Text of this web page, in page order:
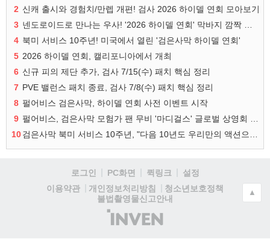
2 신캐 출시와 경험치/만렙 개편! 검사 2026 하이델 연회 모아보기
3
4 북미 서비스 10주년! 미국에서 열린 '검은사막 하이델 연회'
5 2026 하이델 연회, 캘리포니아에서 개최
6 신규 피의 제단 추가, 검사 7/15(수) 패치 핵심 정리
7 PVE 밸런스 패치 종료, 검사 7/8(수) 패치 핵심 정리
8 펄어비스 검은사막, 하이델 연회 사전 이벤트 시작
9
10
로그인 PC화면 퀵링크
설정
이용약관
개인정보처리방침
청소년보호정책
불법촬영물신고안내
(주)
인
▲